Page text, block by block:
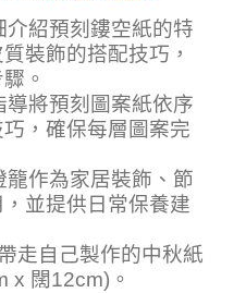
介紹預刻鏤空紙的特
裝飾的搭配技巧，
。
導將預刻圖案紙依序
，確保每層圖案完
籠作為家居裝飾、節
並提供日常保養建
走自己製作的中秋紙
x 闊12cm)。